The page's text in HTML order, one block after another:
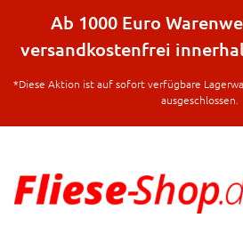
springen
Ab 1000 Euro
versandkostenfrei
*Diese Aktion ist auf sofort verfügbare
ausgeschlossen.